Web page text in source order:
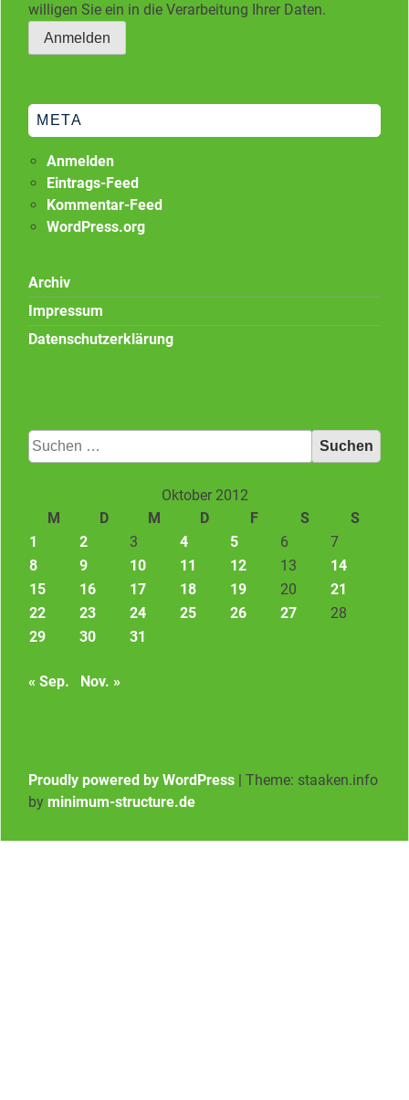
willigen Sie ein in die Verarbeitung Ihrer Daten.
META
Anmelden
Eintrags-Feed
Kommentar-Feed
WordPress.org
Archiv
Impressum
Datenschutzerklärung
Suchen
nach:
Oktober 2012
M
D M D F S
S
1
2 3 4 5 6
7
8
9 10 11 12 13
14
15
16 17 18 19 20
21
22
23 24 25 26 27
28
29
30 31
« Sep. Nov. »
Proudly powered by WordPress | Theme: staaken.info
by minimum-structure.de